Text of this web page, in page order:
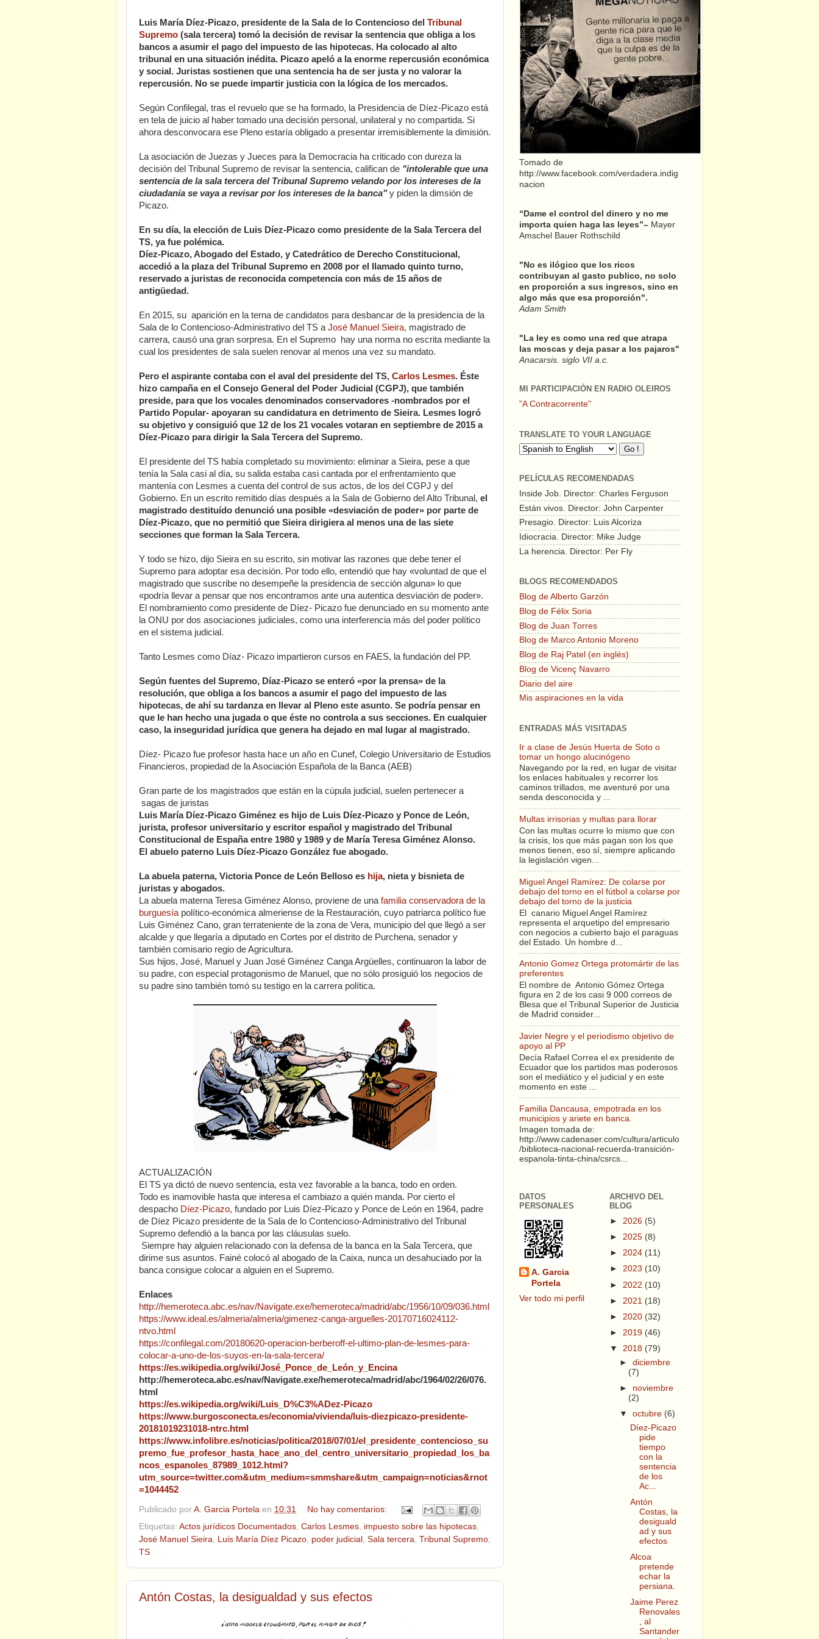
Luis María Díez-Picazo, presidente de la Sala de lo Contencioso del Tribunal
Supremo (sala tercera) tomó la decisión de revisar la sentencia que obliga a los
bancos a asumir el pago del impuesto de las hipotecas. Ha colocado al alto
tribunal en una situación inédita. Picazo apeló a la enorme repercusión económica
y social. Juristas sostienen que una sentencia ha de ser justa y no valorar la
repercusión. No se puede impartir justicia con la lógica de los mercados.
Según Confilegal, tras el revuelo que se ha formado, la Presidencia de Díez-Picazo está
en tela de juicio al haber tomado una decisión personal, unilateral y no compartida. Si
ahora desconvocara ese Pleno estaría obligado a presentar irremisiblemente la dimisión.
La asociación de Juezas y Jueces para la Democracia ha criticado con dureza la
decisión del Tribunal Supremo de revisar la sentencia, califican de "intolerable que una
sentencia de la sala tercera del Tribunal Supremo velando por los intereses de la
ciudadanía se vaya a revisar por los intereses de la banca"y piden la dimsión de
Picazo.
En su día, la elección de Luis Díez-Picazo como presidente de la Sala Tercera del
TS, ya fue polémica.
Díez-Picazo, Abogado del Estado, y Catedrático de Derecho Constitucional,
accedió a la plaza del Tribunal Supremo en 2008 por el llamado quinto turno,
reservado a juristas de reconocida competencia con más de 15 años de
antigüedad.
En 2015, su aparición en la terna de candidatos para desbancar de la presidencia de la
Sala de lo Contencioso-Administrativo del TS a José Manuel Sieira, magistrado de
carrera, causó una gran sorpresa. En el Supremo hay una norma no escrita mediante la
cual los presidentes de sala suelen renovar al menos una vez su mandato.
Pero el aspirante contaba con el aval del presidente del TS, Carlos Lesmes. Éste
hizo campaña en el Consejo General del Poder Judicial (CGPJ), que también
preside, para que los vocales denominados conservadores -nombrados por el
Partido Popular- apoyaran su candidatura en detrimento de Sieira. Lesmes logró
su objetivo y consiguió que 12 de los 21 vocales votaran en septiembre de 2015 a
Díez-Picazo para dirigir la Sala Tercera del Supremo.
El presidente del TS había completado su movimiento: eliminar a Sieira, pese a que
tenía la Sala casi al día, su salida estaba casi cantada por el enfrentamiento que
mantenía con Lesmes a cuenta del control de sus actos, de los del CGPJ y del
Gobierno. En un escrito remitido días después a la Sala de Gobierno del Alto Tribunal, el
magistrado destituído denunció una posible «desviación de poder» por parte de
Díez-Picazo, que no permitió que Sieira dirigiera al menos una de las siete
secciones que forman la Sala Tercera.
Y todo se hizo, dijo Sieira en su escrito, sin motivar las razones que debe tener el
Supremo para adoptar esa decisión. Por todo ello, entendió que hay «voluntad de que el
magistrado que suscribe no desempeñe la presidencia de sección alguna» lo que
«podría llevar a pensar que nos encontramos ante una autentica desviación de poder».
El nombramiento como presidente de Díez- Picazo fue denunciado en su momento ante
la ONU por dos asociaciones judiciales, como una interferencia más del poder político
en el sistema judicial.
Tanto Lesmes como Díaz- Picazo impartieron cursos en FAES, la fundación del PP.
Según fuentes del Supremo, Díaz-Picazo se enteró «por la prensa» de la
resolución, que obliga a los bancos a asumir el pago del impuesto de las
hipotecas, de ahí su tardanza en llevar al Pleno este asunto. Se podría pensar en
que le han hecho una jugada o que éste no controla a sus secciones. En cualquier
caso, la inseguridad jurídica que genera ha dejado en mal lugar al magistrado.
Díez- Picazo fue profesor hasta hace un año en Cunef, Colegio Universitario de Estudios
Financieros, propiedad de la Asociación Española de la Banca (AEB)
Gran parte de los magistrados que están en la cúpula judicial, suelen pertenecer a
sagas de juristas
Luis María Díez-Picazo Giménez es hijo de Luis Díez-Picazo y Ponce de León,
jurista, profesor universitario y escritor español y magistrado del Tribunal
Constitucional de España entre 1980 y 1989 y de María Teresa Giménez Alonso.
El abuelo paterno Luis Díez-Picazo González fue abogado.
La abuela paterna, Victoria Ponce de León Belloso es hija, nieta y bisnieta de
juristas y abogados.
La abuela materna Teresa Giménez Alonso, proviene de una familia conservadora de la
burguesía político-económica almeriense de la Restauración, cuyo patriarca político fue
Luis Giménez Cano, gran terrateniente de la zona de Vera, municipio del que llegó a ser
alcalde y que llegaría a diputado en Cortes por el distrito de Purchena, senador y
también comisario regio de Agricultura.
Sus hijos, José, Manuel y Juan José Giménez Canga Argüelles, continuaron la labor de
su padre, con especial protagonismo de Manuel, que no sólo prosiguió los negocios de
su padre sino también tomó su testigo en la carrera política.
ACTUALIZACIÓN
El TS ya dictó de nuevo sentencia, esta vez favorable a la banca, todo en orden.
Todo es inamovible hasta que interesa el cambiazo a quién manda. Por cierto el
despacho Díez-Picazo, fundado por Luis Díez-Picazo y Ponce de León en 1964, padre
de Díez Picazo presidente de la Sala de lo Contencioso-Administrativo del Tribunal
Supremo defendió a la banca por las cláusulas suelo.
Siempre hay alguien relacionado con la defensa de la banca en la Sala Tercera, que
dirime sus asuntos. Fainé colocó al abogado de la Caixa, nunca un desahuciado por la
banca consigue colocar a alguien en el Supremo.
Enlaces
http://hemeroteca.abc.es/nav/Navigate.exe/hemeroteca/madrid/abc/1956/10/09/036.html
https://www.ideal.es/almeria/almeria/gimenez-canga-arguelles-20170716024112-
ntvo.html
https://confilegal.com/20180620-operacion-berberoff-el-ultimo-plan-de-lesmes-para-
colocar-a-uno-de-los-suyos-en-la-sala-tercera/
https://es.wikipedia.org/wiki/José_Ponce_de_León_y_Encina
http://hemeroteca.abc.es/nav/Navigate.exe/hemeroteca/madrid/abc/1964/02/26/076.
html
https://es.wikipedia.org/wiki/Luis_D%C3%ADez-Picazo
https://www.burgosconecta.es/economia/vivienda/luis-diezpicazo-presidente-
20181019231018-ntrc.html
https://www.infolibre.es/noticias/politica/2018/07/01/el_presidente_contencioso_su
premo_fue_profesor_hasta_hace_ano_del_centro_universitario_propiedad_los_ba
ncos_espanoles_87989_1012.html?
utm_source=twitter.com&utm_medium=smmshare&utm_campaign=noticias&rnot
=1044452
Publicado por A. Garcia Portela en 10:31
No hay comentarios:
Etiquetas: Actos jurídicos Documentados Carlos Lesmes impuesto sobre las hipotecas
José Manuel Sieira
Luis María Díez Picazo poder judicial Sala tercera Tribunal Supremo
TS
Antón Costas, la desigualdad y sus efectos
Tomado de
http://www.facebook.com/verdadera.indig
nacion
“Dame el control del dinero y no me
importa quien haga las leyes”– Mayer
Amschel Bauer Rothschild
"No es ilógico que los ricos
contribuyan al gasto publico, no solo
en proporción a sus ingresos, sino en
algo más que esa proporción".
Adam Smith
"La ley es como una red que atrapa
las moscas y deja pasar a los pajaros"
Anacarsis. siglo VII a.c.
MI PARTICIPACIÓN EN RADIO OLEIROS
"A Contracorrente"
TRANSLATE TO YOUR LANGUAGE
PELÍCULAS RECOMENDADAS
Inside Job. Director: Charles Ferguson
Están vivos. Director: John Carpenter
Presagio. Director: Luis Alcoriza
Idiocracia. Director: Mike Judge
La herencia. Director: Per Fly
BLOGS RECOMENDADOS
Blog de Alberto Garzón
Blog de Félix Soria
Blog de Juan Torres
Blog de Marco Antonio Moreno
Blog de Raj Patel (en inglés)
Blog de Vicenç Navarro
Diario del aire
Mis aspiraciones en la vida
ENTRADAS MÁS VISITADAS
Ir a clase de Jesús Huerta de Soto o
tomar un hongo alucinógeno
Navegando por la red, en lugar de visitar
los enlaces habituales y recorrer los
caminos trillados, me aventuré por una
senda desconocida y ...
Multas irrisorias y multas para llorar
Con las multas ocurre lo mismo que con
la crisis, los que más pagan son los que
menos tienen, eso sí, siempre aplicando
la legislación vigen...
Miguel Angel Ramírez: De colarse por
debajo del torno en el fútbol a colarse por
debajo del torno de la justicia
El canario Miguel Angel Ramírez
representa el arquetipo del empresario
con negocios a cubierto bajo el paraguas
del Estado. Un hombre d...
Antonio Gomez Ortega protomártir de las
preferentes
El nombre de Antonio Gómez Ortega
figura en 2 de los casi 9 000 correos de
Blesa que el Tribunal Superior de Justicia
de Madrid consider...
Javier Negre y el periodismo objetivo de
apoyo al PP
Decía Rafael Correa el ex presidente de
Ecuador que los partidos mas poderosos
son el mediático y el judicial y en este
momento en este ...
Familia Dancausa, empotrada en los
municipios y ariete en banca.
Imagen tomada de:
http://www.cadenaser.com/cultura/articulo
/biblioteca-nacional-recuerda-transición-
espanola-tinta-china/csrcs...
DATOS
PERSONALES
A. Garcia
Portela
Ver todo mi perfil
ARCHIVO DEL
BLOG
► 2026 (5)
► 2025 (8)
► 2024 (11)
► 2023 (10)
► 2022 (10)
► 2021 (18)
► 2020 (32)
► 2019 (46)
▼ 2018 (79)
►diciembre
(7)
► noviembre
(2)
▼octubre (6)
Díez-Picazo
pide
tiempo
con la
sentencia
de los
Ac...
Antón
Costas, la
desiguald
ad y sus
efectos
Alcoa
pretende
echar la
persiana.
Jaime Perez
Renovales
, al
Santander